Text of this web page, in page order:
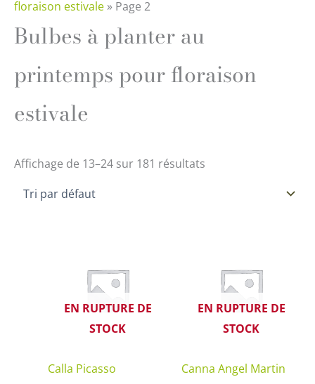
floraison estivale » Page 2
Bulbes à planter au
printemps pour floraison
estivale
Affichage de 13–24 sur 181 résultats
EN RUPTURE DE
STOCK
Calla Picasso
EN RUPTURE DE
STOCK
Canna Angel Martin